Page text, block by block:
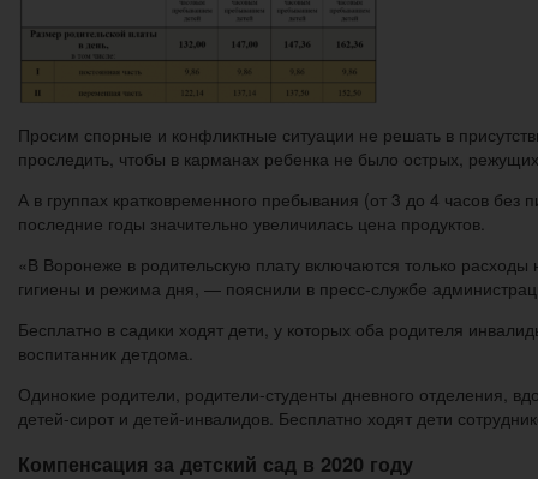
Просим спорные и конфликтные ситуации не решать в
проследить, чтобы в карманах ребенка не было острых,
А в группах кратковременного пребывания (от 3 до 4 часов
последние годы значительно увеличилась цена продуктов.
«В Воронеже в родительскую плату включаются только
гигиены и режима дня, — пояснили в пресс-службе
Бесплатно в садики ходят дети, у которых оба родителя
воспитанник детдома.
Одинокие родители, родители-студенты дневного отделения,
детей-сирот и детей-инвалидов. Бесплатно ходят дети
Компенсация за детский сад в 2020 году